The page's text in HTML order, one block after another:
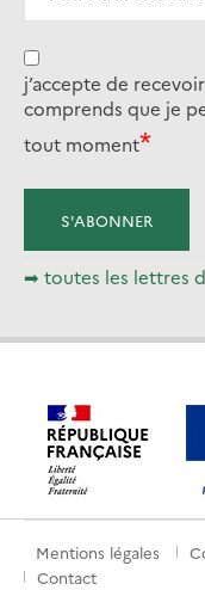
j’accepte de
comprends que je
tout moment
➡ toutes les lettres
Menu
Mentions légales
Contact